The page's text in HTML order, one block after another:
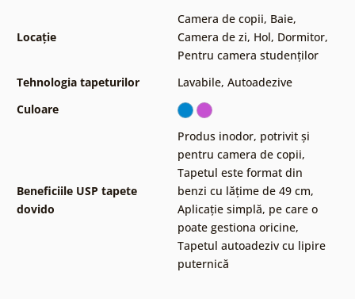
Locație
Camera de copii, Baie,
Camera de zi, Hol, Dormitor,
Pentru camera studenților
Tehnologia tapeturilor
Lavabile, Autoadezive
Culoare
Beneficiile USP tapete
dovido
Produs inodor, potrivit și
pentru camera de copii,
Tapetul este format din
benzi cu lățime de 49 cm,
Aplicație simplă, pe care o
poate gestiona oricine,
Tapetul autoadeziv cu lipire
puternică